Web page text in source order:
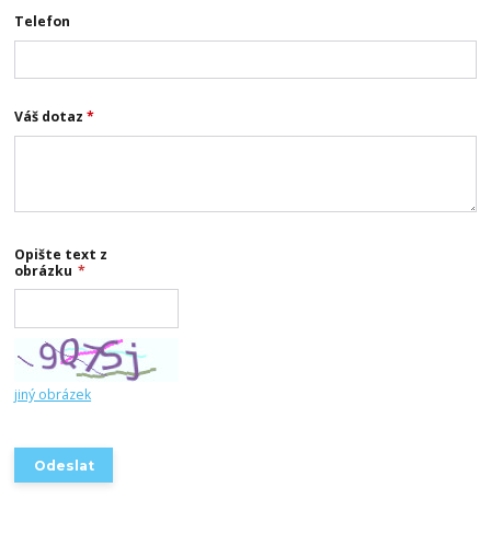
Telefon
Váš dotaz*
Opište text z
obrázku *
jiný obrázek